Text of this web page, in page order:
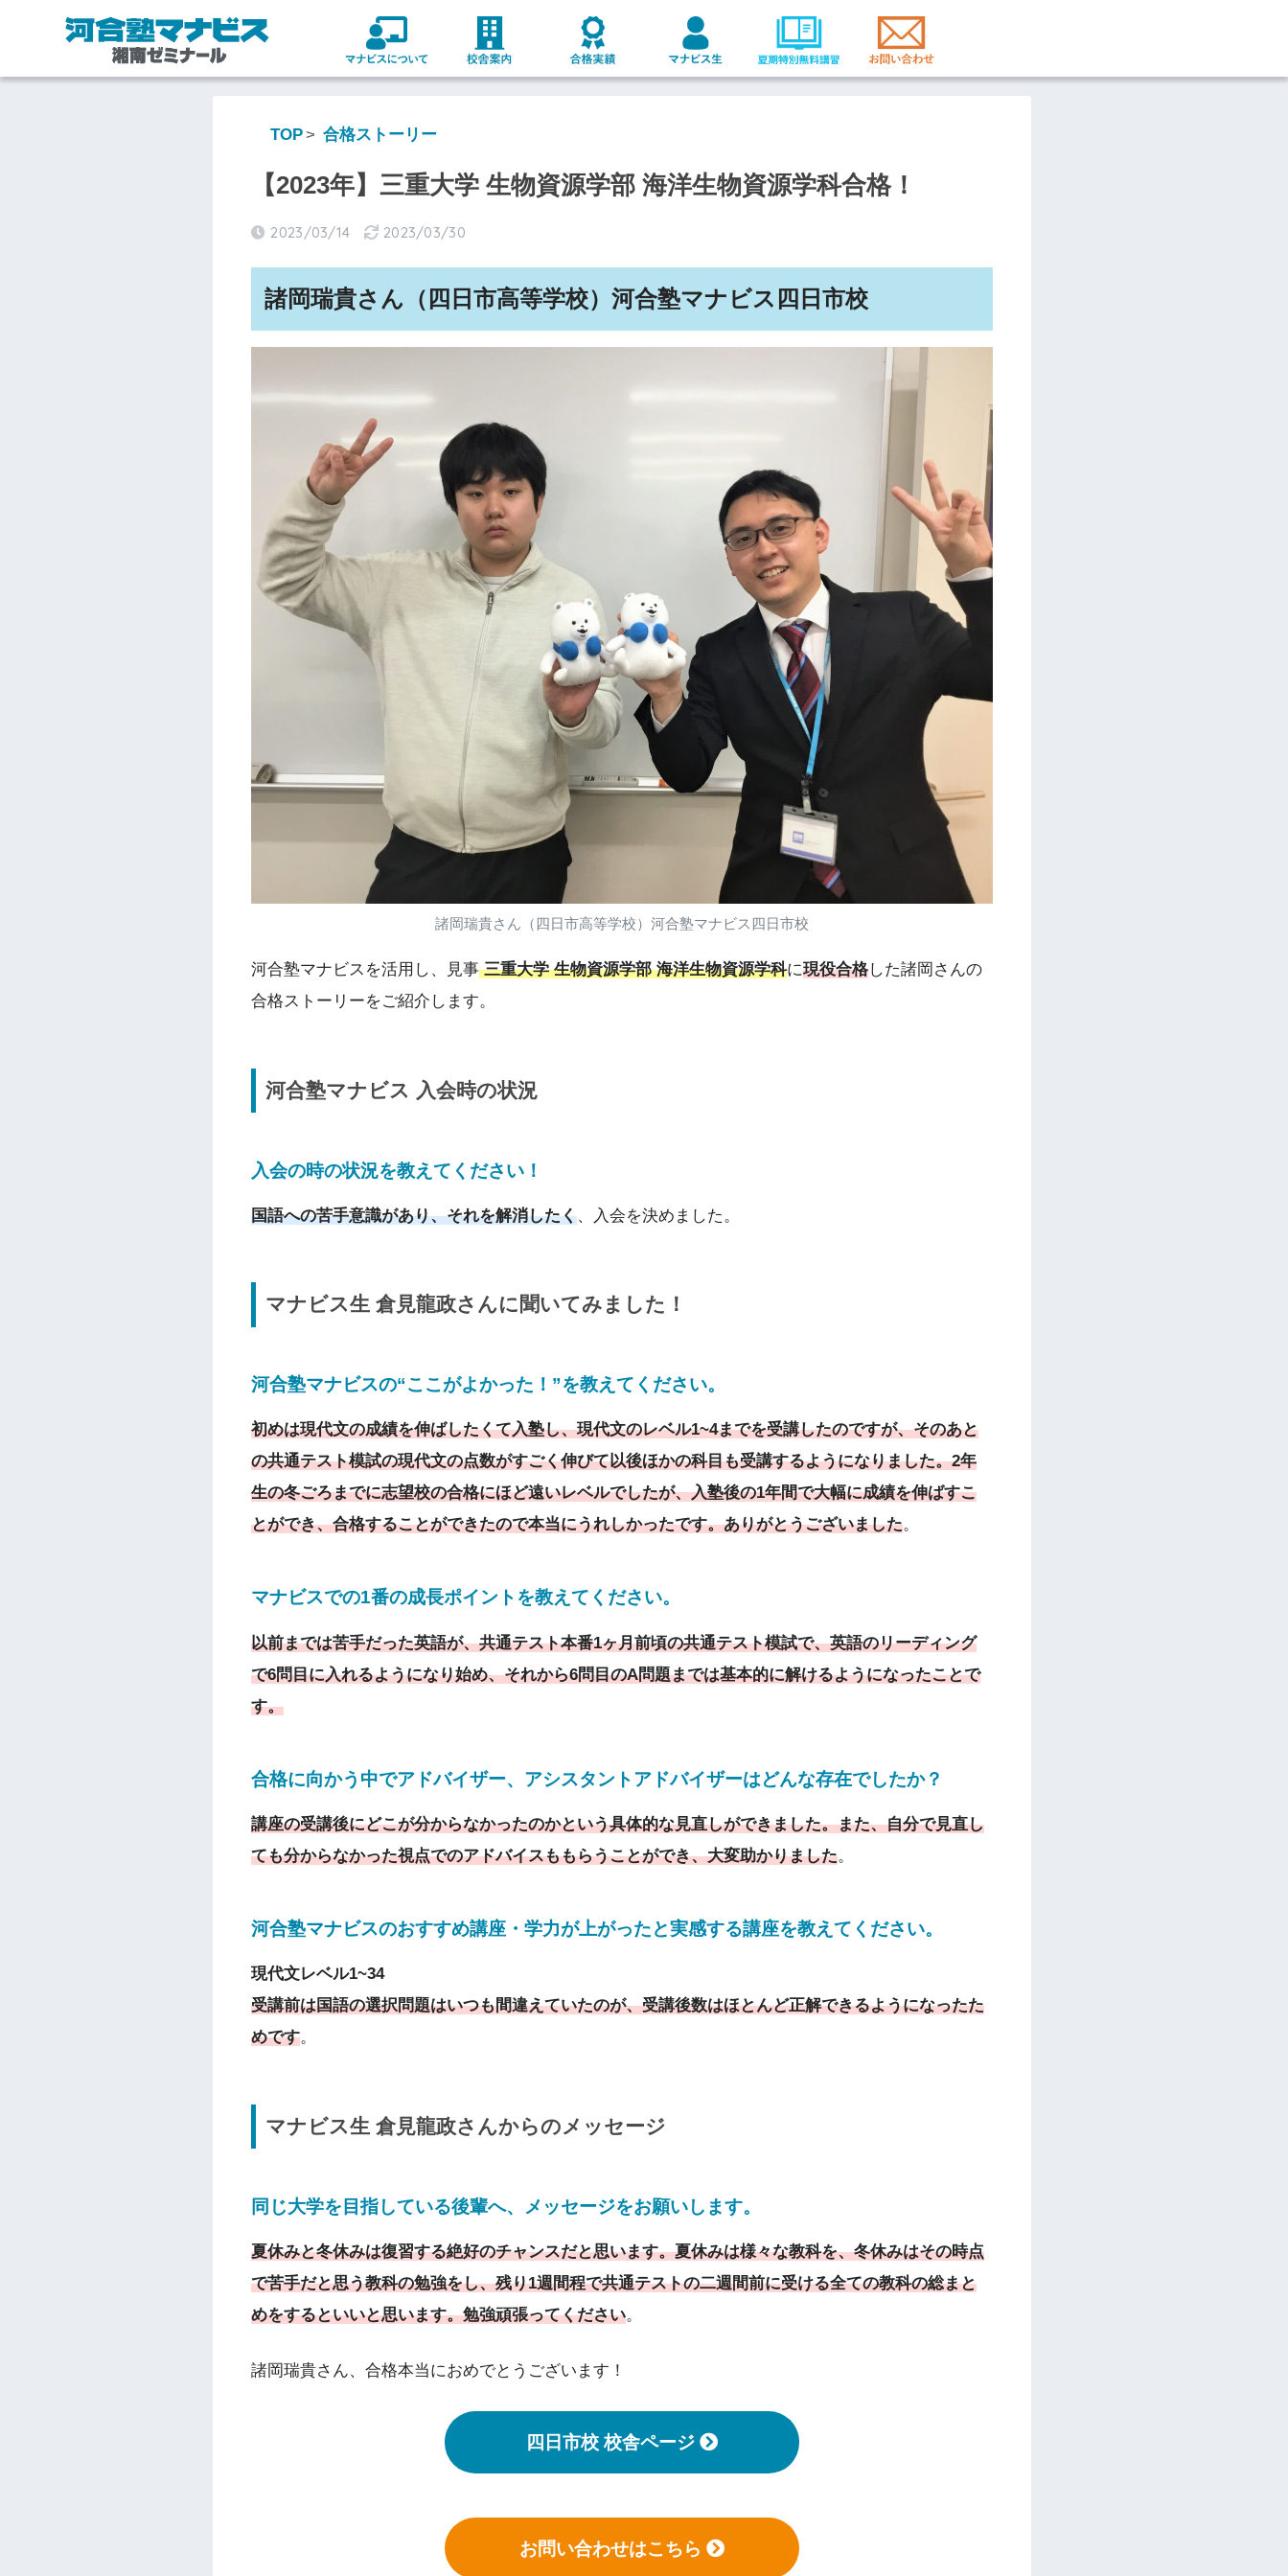
TOP 合格ストーリー
【2023年】三重大学 生物資源学部 海洋生物資源学科合格！
2023/03/14 2023/03/30
諸岡瑞貴さん（ 四日市高等学校）河合塾マナビス 四日市校
諸岡瑞貴さん（四日市高等学校）河合塾マナビス四日市校
河合塾マナビスを活用し、見事三重大学 生物資源学部 海洋生物資源学科に現役合格した諸岡さんの
合格ストーリーをご紹介します。
河合塾マナビス 入会時の状況
入会の時の状況を教えてください ！
国語への苦手意識があり、それを解消したく、入会を決めました。
マナビス生 倉見龍政さんに 聞いてみました！
河合塾マナビスの“ここがよかった！”を教えてください。
初めは現代文の成績を伸ばしたくて入塾し、現代文のレベル1~4までを受講したのですが、そのあと
の共通テスト模試の現代文の点数がすごく伸びて以後ほかの科目も受講するようになりました。2年
生の冬ごろまでに志望校の合格にほど遠いレベルでしたが、入塾後の1年間で大幅に成績を伸ばすこ
とができ、合格することができたので本当にうれしかったです。ありがとうございました。
マナビスでの1番の成長ポイントを教えてください。
以前までは苦手だった英語が、共通テスト本番1ヶ月前頃の共通テスト模試で、英語のリーディング
で6問目に入れるようになり始め、それから6問目のA問題までは基本的に解けるようになったことで
す。
合格に向かう中でアドバイザー、 アシスタントアドバイザーはどんな存在でしたか？
講座の受講後にどこが分からなかったのかという具体的な見直しができました。また、自分で見直し
ても分からなかった視点でのアドバイスももらうことができ、大変助かりました。
河合塾マナビスのおすすめ講座・学力が上がったと実感する講座を教えてください。
現代文レベル1~34
受講前は国語の選択問題はいつも間違えていたのが、受講後数はほとんど正解できるようになったた
めです。
マナビス生 倉見龍政さんからのメッセージ
同じ大学を目指している後輩へ、メッセージをお願いします。
夏休みと冬休みは復習する絶好のチャンスだと思います。夏休みは様々な教科を、冬休みはその時点
で苦手だと思う教科の勉強をし、残り1週間程で共通テストの二週間前に受ける全ての教科の総まと
めをするといいと思います。勉強頑張ってください。
諸岡瑞貴さん、合格本当におめでとうございます！
四日市校 校舎ページ
お問い合わせはこちら